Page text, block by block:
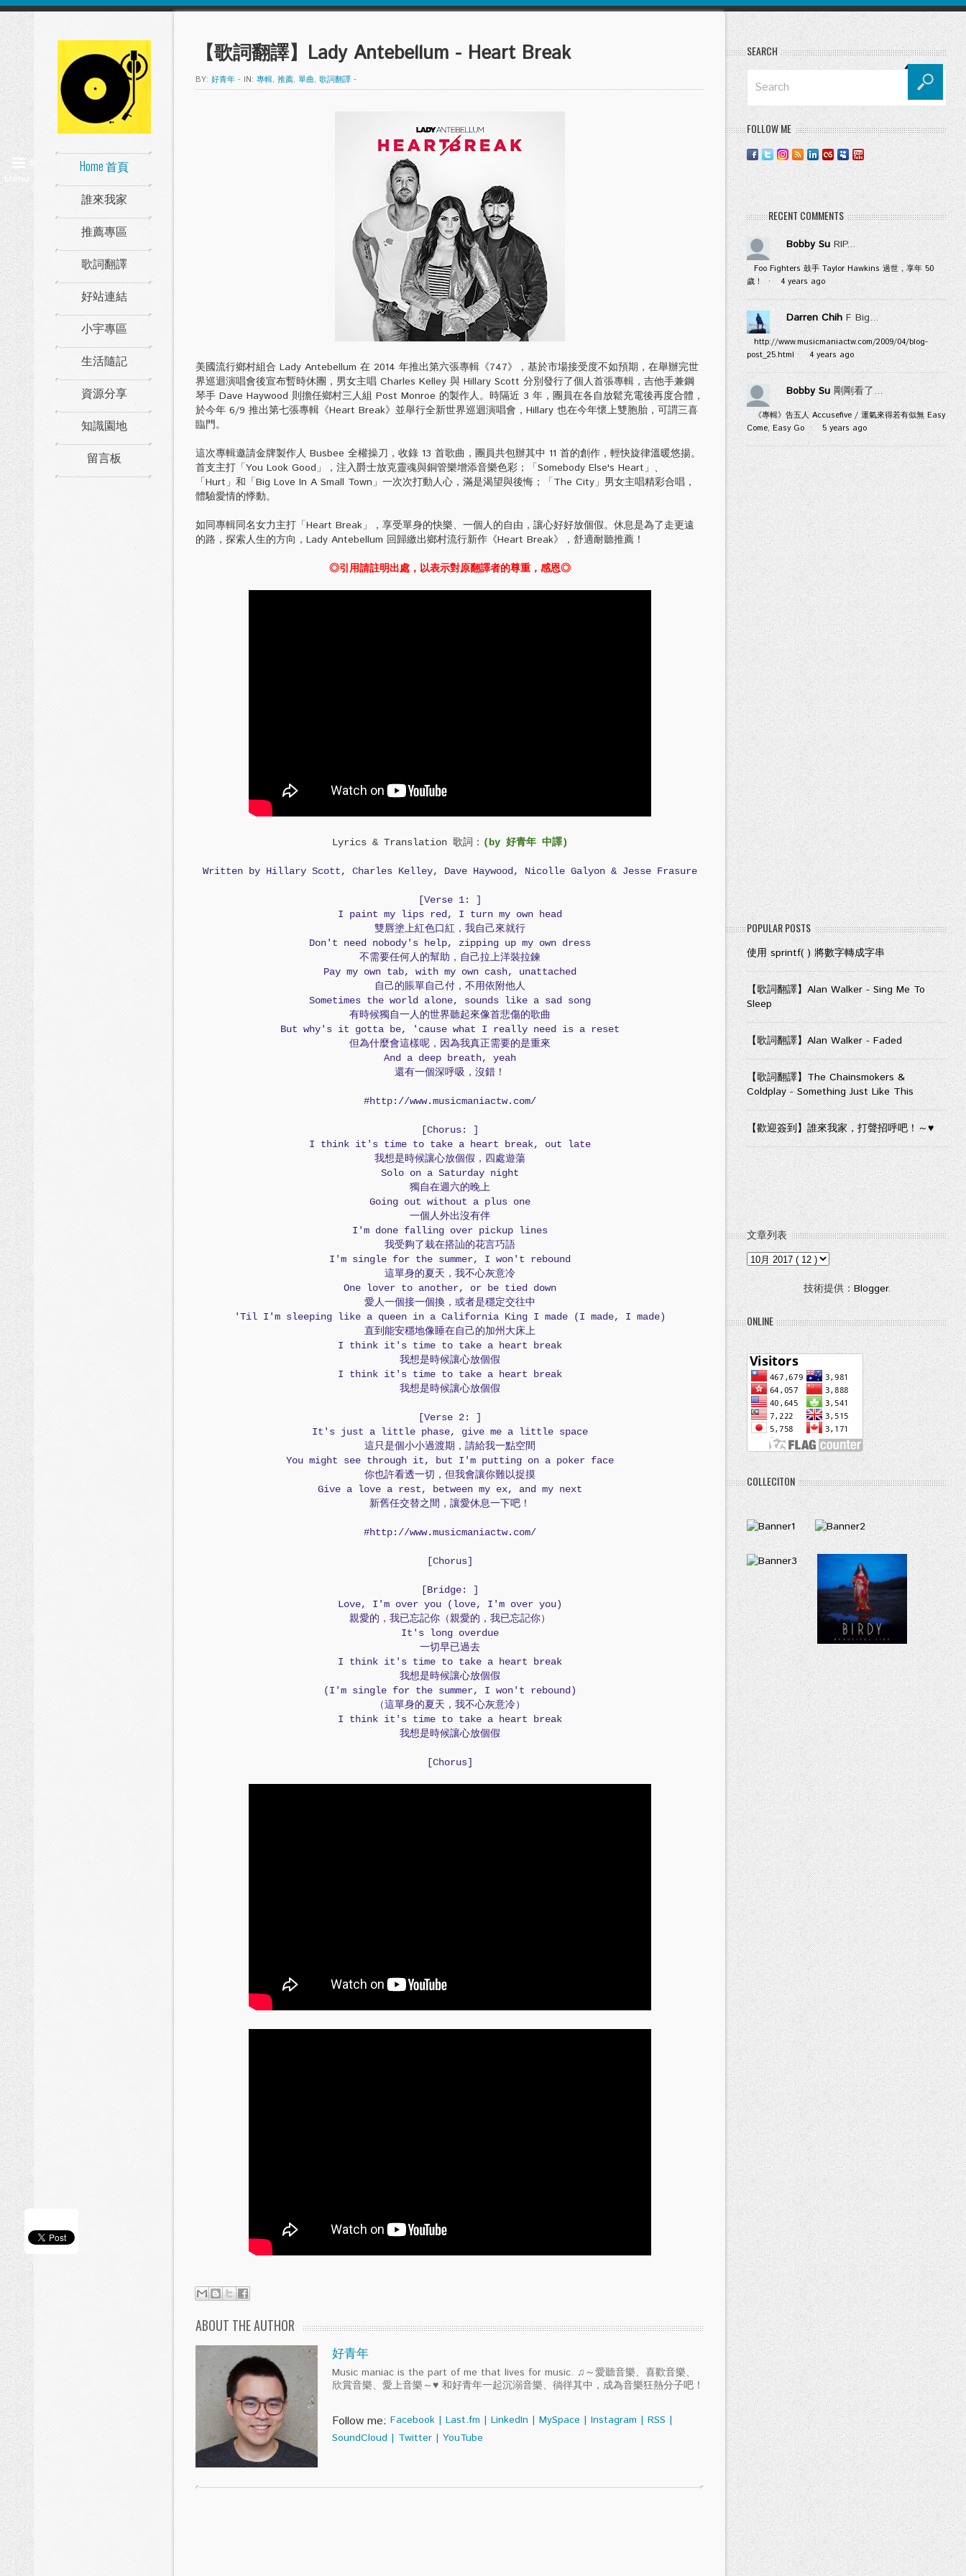
Menu
Home 首頁
誰來我家
推薦專區
歌詞翻譯
好站連結
小宇專區
生活隨記
資源分享
知識園地
留言板
【歌詞翻譯】Lady Antebellum - Heart Break
BY: 好青年 - IN: 專輯, 推薦, 單曲, 歌詞翻譯 -
美國流行鄉村組合 Lady Antebellum 在 2014 年推出第六張專輯《747》，基於市場接受度不如預期，在舉辦完世
界巡迴演唱會後宣布暫時休團，男女主唱 Charles Kelley 與 Hillary Scott 分別發行了個人首張專輯，吉他手兼鋼
琴手 Dave Haywood 則擔任鄉村三人組 Post Monroe 的製作人。時隔近 3 年，團員在各自放鬆充電後再度合體，
於今年 6/9 推出第七張專輯《Heart Break》並舉行全新世界巡迴演唱會，Hillary 也在今年懷上雙胞胎，可謂三喜
臨門。
這次專輯邀請金牌製作人 Busbee 全權操刀，收錄 13 首歌曲，團員共包辦其中 11 首的創作，輕快旋律溫暖悠揚。
首支主打「You Look Good」，注入爵士放克靈魂與銅管樂增添音樂色彩；「Somebody Else's Heart」、
「Hurt」和「Big Love In A Small Town」一次次打動人心，滿是渴望與後悔；「The City」男女主唱精彩合唱，
體驗愛情的悸動。
如同專輯同名女力主打「Heart Break」，享受單身的快樂、一個人的自由，讓心好好放個假。休息是為了走更遠
的路，探索人生的方向，Lady Antebellum 回歸繳出鄉村流行新作《Heart Break》，舒適耐聽推薦！
◎引用請註明出處，以表示對原翻譯者的尊重，感恩◎
Lyrics & Translation 歌詞： (by 好青年 中譯)
Written by Hillary Scott, Charles Kelley, Dave Haywood, Nicolle Galyon & Jesse Frasure
[Verse 1: ]
I paint my lips red, I turn my own head
雙唇塗上紅色口紅，我自己來就行
Don't need nobody's help, zipping up my own dress
不需要任何人的幫助，自己拉上洋裝拉鍊
Pay my own tab, with my own cash, unattached
自己的賬單自己付，不用依附他人
Sometimes the world alone, sounds like a sad song
有時候獨自一人的世界聽起來像首悲傷的歌曲
But why's it gotta be, 'cause what I really need is a reset
但為什麼會這樣呢，因為我真正需要的是重來
And a deep breath, yeah
還有一個深呼吸，沒錯！
#http://www.musicmaniactw.com/
[Chorus: ]
I think it's time to take a heart break, out late
我想是時候讓心放個假，四處遊蕩
Solo on a Saturday night
獨自在週六的晚上
Going out without a plus one
一個人外出沒有伴
I'm done falling over pickup lines
我受夠了栽在搭訕的花言巧語
I'm single for the summer, I won't rebound
這單身的夏天，我不心灰意冷
One lover to another, or be tied down
愛人一個接一個換，或者是穩定交往中
'Til I'm sleeping like a queen in a California King I made (I made, I made)
直到能安穩地像睡在自己的加州大床上
I think it's time to take a heart break
我想是時候讓心放個假
I think it's time to take a heart break
我想是時候讓心放個假
[Verse 2: ]
It's just a little phase, give me a little space
這只是個小小過渡期，請給我一點空間
You might see through it, but I'm putting on a poker face
你也許看透一切，但我會讓你難以捉摸
Give a love a rest, between my ex, and my next
新舊任交替之間，讓愛休息一下吧！
#http://www.musicmaniactw.com/
[Chorus]
[Bridge: ]
Love, I'm over you (love, I'm over you)
親愛的，我已忘記你（親愛的，我已忘記你）
It's long overdue
一切早已過去
I think it's time to take a heart break
我想是時候讓心放個假
(I'm single for the summer, I won't rebound)
（這單身的夏天，我不心灰意冷）
I think it's time to take a heart break
我想是時候讓心放個假
[Chorus]
ABOUT THE AUTHOR
好青年
Music maniac is the part of me that lives for music. ♫～愛聽音樂、喜歡音樂、
欣賞音樂、愛上音樂～♥ 和好青年一起沉溺音樂、徜徉其中，成為音樂狂熱分子吧！
Follow me: Facebook | Last.fm | LinkedIn | MySpace | Instagram | RSS |
SoundCloud | Twitter | YouTube
SEARCH
FOLLOW ME
RECENT COMMENTS
Bobby Su RIP...
Foo Fighters 鼓手 Taylor Hawkins 過世，享年 50
歲！· 4 years ago
Darren Chih F Big...
http://www.musicmaniactw.com/2009/04/blog-
post_25.html· 4 years ago
Bobby Su 剛剛看了...
《專輯》告五人 Accusefive / 運氣來得若有似無 Easy
Come, Easy Go· 5 years ago
POPULAR POSTS
使用 sprintf( ) 將數字轉成字串
【歌詞翻譯】Alan Walker - Sing Me To
Sleep
【歌詞翻譯】Alan Walker - Faded
【歌詞翻譯】The Chainsmokers &
Coldplay - Something Just Like This
【歡迎簽到】誰來我家，打聲招呼吧！～♥
文章列表
技術提供：Blogger.
ONLINE
COLLECITON